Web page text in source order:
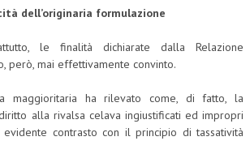
(FINO AL 2022)
dell’originaria formulazione
le finalità dichiarate dalla Relazione
però, mai effettivamente convinto.
maggioritaria ha rilevato come, di fatto, la
alla rivalsa celava ingiustificati ed impropri
contrasto con il principio di tassatività